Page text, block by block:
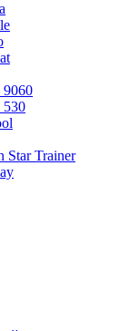
9060
530
Star Trainer